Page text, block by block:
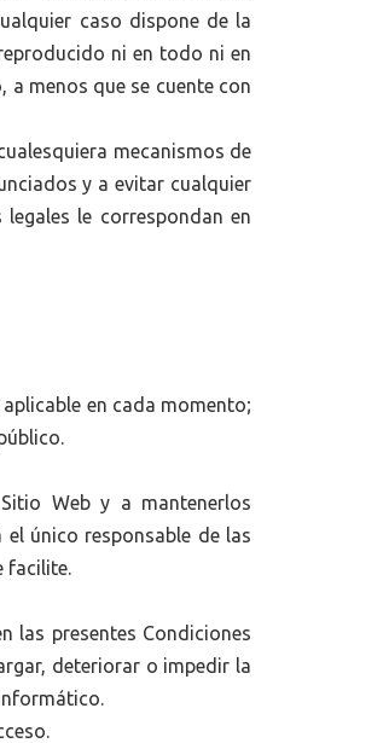
caso dispone de la
ni en todo ni en
menos que se cuente con
mecanismos de
y a evitar cualquier
le correspondan en
en cada momento;
Web y a mantenerlos
único responsable de las
facilite.
las presentes Condiciones
deteriorar o impedir la